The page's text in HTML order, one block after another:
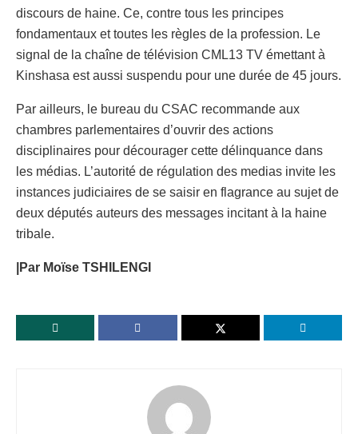
discours de haine. Ce, contre tous les principes
fondamentaux et toutes les règles de la profession. Le
signal de la chaîne de télévision CML13 TV émettant à
Kinshasa est aussi suspendu pour une durée de 45 jours.
Par ailleurs, le bureau du CSAC recommande aux
chambres parlementaires d’ouvrir des actions
disciplinaires pour décourager cette délinquance dans
les médias. L’autorité de régulation des medias invite les
instances judiciaires de se saisir en flagrance au sujet de
deux députés auteurs des messages incitant à la haine
tribale.
|Par Moïse TSHILENGI